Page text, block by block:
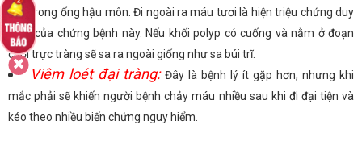
bên trong ống hậu môn. Đi ngoài ra máu tươi là hiện triệu chứng duy
nhất của chứng bệnh này. Nếu khối polyp có cuống và nằm ở đoạn
cuối trực tràng sẽ sa ra ngoài giống như sa búi trĩ.
Viêm loét đại tràng:Đây là bệnh lý ít gặp hơn, nhưng khi
mắc phải sẽ khiến người bệnh chảy máu nhiều sau khi đi đại tiện và
kéo theo nhiều biến chứng nguy hiểm.